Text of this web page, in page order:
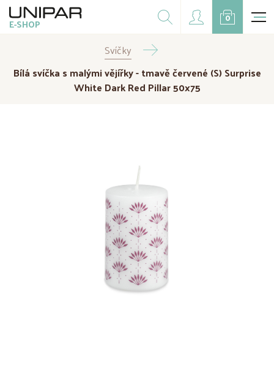
E-SHOP
Dárkové balíčky
Doplňky
Doprodej
CZK EUR
0
Svíčky
Bílá svíčka s malými vějířky - tmavě červené (S) Surprise
White Dark Red Pillar 50x75